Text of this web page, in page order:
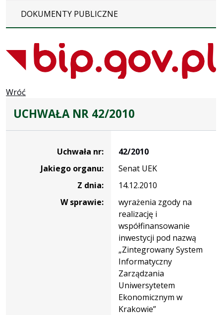
DOKUMENTY PUBLICZNE
Wróć
UCHWAŁA NR 42/2010
Uchwała nr:
42/2010
Jakiego organu:
Senat UEK
Z dnia:
14.12.2010
W sprawie:
wyrażenia zgody na
realizację i
współfinansowanie
inwestycji pod nazwą
„Zintegrowany System
Informatyczny
Zarządzania
Uniwersytetem
Ekonomicznym w
Krakowie”